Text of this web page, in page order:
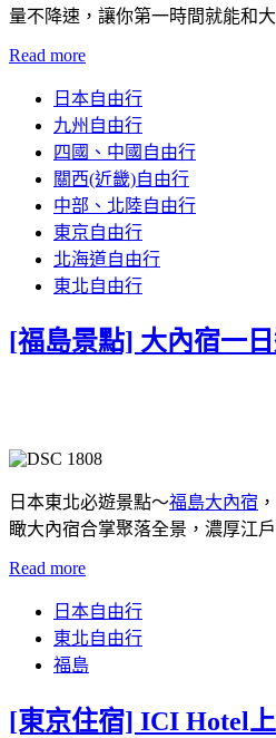
量不降速，讓你第一時間就能和
Read more
日本自由行
九州自由行
四國、中國自由行
關西(近畿)自由行
中部、北陸自由行
東京自由行
北海道自由行
東北自由行
[福島景點] 大內宿一
日本東北必遊景點～福島大內宿
瞰大內宿合掌聚落全景，濃厚江
Read more
日本自由行
東北自由行
福島
[東京住宿] ICI Hotel